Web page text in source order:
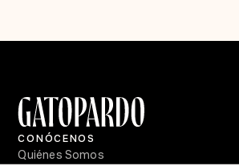
CONÓCENOS
Quiénes Somos